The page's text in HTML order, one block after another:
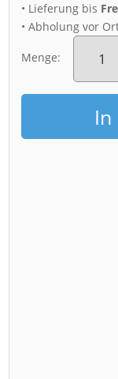
• Lieferung bis
• Abholung vor
Menge:
Poster
(00491)
Dresden
Menge
In